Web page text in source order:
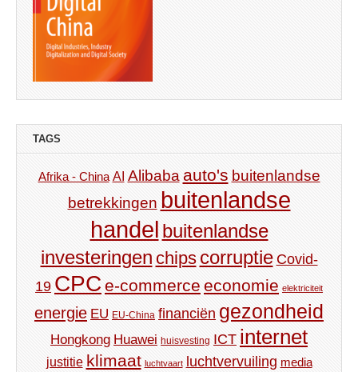
TAGS
Afrika - China AI Alibaba auto's buitenlandse
betrekkingen buitenlandse
handel buitenlandse
investeringen chips corruptie Covid-
19 CPC e-commerce economie elektriciteit
energie EU EU-China financiën gezondheid
Hongkong Huawei huisvesting ICT internet
justitie klimaat luchtvaart luchtvervuiling media